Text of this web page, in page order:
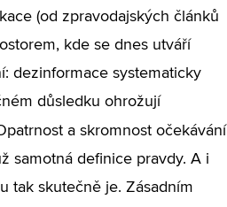
(od zpravodajských článků
kde se dnes utváří
dezinformace systematicky
důsledku ohrožují
a skromnost očekávání
samotná definice pravdy. A i
tak skutečně je. Zásadním